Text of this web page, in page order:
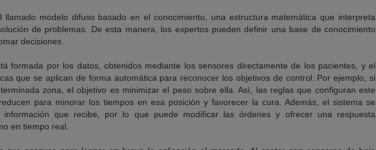
llamado modelo difuso basado en el conocimiento, una estructura matemática que interpreta
de problemas. De esta manera, los expertos pueden definir una base de conocimiento
decisiones.
formada por los datos, obtenidos mediante los sensores directamente de los pacientes, y el
que se aplican de forma automática para reconocer los objetivos de control. Por ejemplo, si
zona, el objetivo es minimizar el peso sobre ella. Así, las reglas que configuran este
para minorar los tiempos en esa posición y favorecer la cura. Además, el sistema se
información que recibe, por lo que puede modificar las órdenes y ofrecer una respuesta
en tiempo real.